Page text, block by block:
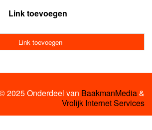
Link toevoegen
Link toevoegen
2025 Onderdeel van BaakmanMedia&
Vrolijk Internet Services